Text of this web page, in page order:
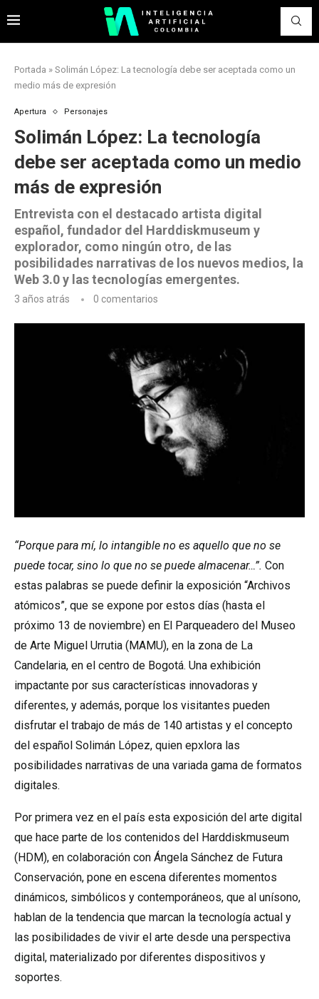
Portada » Solimán López: La tecnología debe ser aceptada como un
medio más de expresión
Apertura Personajes
Solimán López: La tecnología
debe ser aceptada como un medio
más de expresión
Entrevista con el destacado artista digital
español, fundador del Harddiskmuseum y
explorador, como ningún otro, de las
posibilidades narrativas de los nuevos medios, la
Web 3.0 y las tecnologías emergentes.
3 años atrás 0 comentarios
“Porque para mí, lo intangible no es aquello que no se
puede tocar, sino lo que no se puede almacenar…”. Con
estas palabras se puede definir la exposición “Archivos
atómicos”, que se expone por estos días (hasta el
próximo 13 de noviembre) en El Parqueadero del Museo
de Arte Miguel Urrutia (MAMU), en la zona de La
Candelaria, en el centro de Bogotá. Una exhibición
impactante por sus características innovadoras y
diferentes, y además, porque los visitantes pueden
disfrutar el trabajo de más de 140 artistas y el concepto
del español Solimán López, quien epxlora las
posibilidades narrativas de una variada gama de formatos
digitales.
Por primera vez en el país esta exposición del arte digital
que hace parte de los contenidos del Harddiskmuseum
(HDM), en colaboración con Ángela Sánchez de Futura
Conservación, pone en escena diferentes momentos
dinámicos, simbólicos y contemporáneos, que al unísono,
hablan de la tendencia que marcan la tecnología actual y
las posibilidades de vivir el arte desde una perspectiva
digital, materializado por diferentes dispositivos y
soportes.